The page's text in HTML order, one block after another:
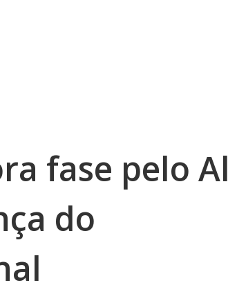
fase pelo Al
do